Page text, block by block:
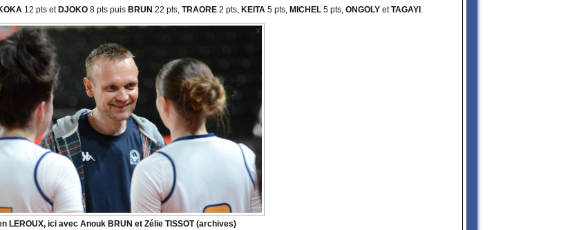
12 pts et DJOKO 8 pts puis BRUN 22 pts, TRAORE 2 pts, KEITA 5 pts, MICHEL 5 pts, ONGOLY etTAGAYI .
LEROUX, ici avec Anouk BRUN et Zélie TISSOT (archives)